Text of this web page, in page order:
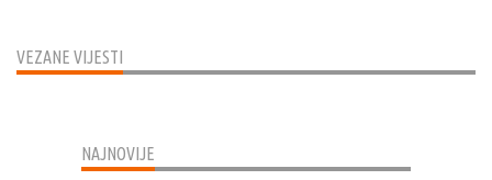
VEZANE VIJESTI
NAJNOVIJE